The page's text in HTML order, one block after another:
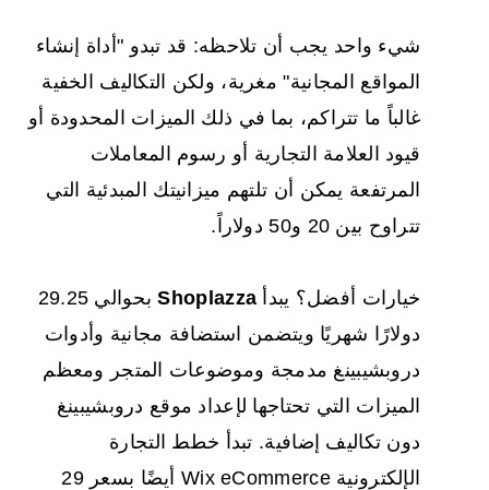
شيء واحد يجب أن تلاحظه: قد تبدو "أداة إنشاء
المواقع المجانية" مغرية، ولكن التكاليف الخفية
غالباً ما تتراكم، بما في ذلك الميزات المحدودة أو
قيود العلامة التجارية أو رسوم المعاملات
المرتفعة يمكن أن تلتهم ميزانيتك المبدئية التي
تتراوح بين 20 و50 دولاراً.
خيارات أفضل؟ يبدأ Shoplazza
بحوالي 29.25
دولارًا شهريًا ويتضمن استضافة مجانية وأدوات
دروبشيبينغ مدمجة وموضوعات المتجر ومعظم
الميزات التي تحتاجها لإعداد موقع دروبشيبينغ
دون تكاليف إضافية. تبدأ خطط التجارة
الإلكترونية Wix eCommerce أيضًا بسعر 29